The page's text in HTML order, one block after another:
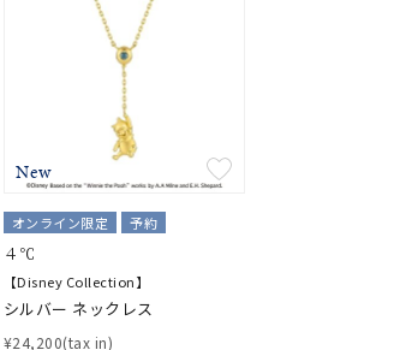
New
オンライン限定 予約
４℃
【Disney Collection】
シルバー ネックレス
¥24,200(tax in)